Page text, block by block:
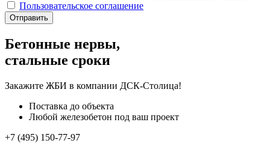
Пользовательское соглашение
Отправить
Бетонные нервы,
стальные сроки
Закажите ЖБИ в компании ДСК-Столица!
Поставка до объекта
Любой железобетон под ваш проект
+7 (495) 150-77-97